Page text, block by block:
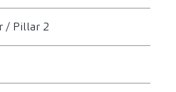
/ Pillar 2